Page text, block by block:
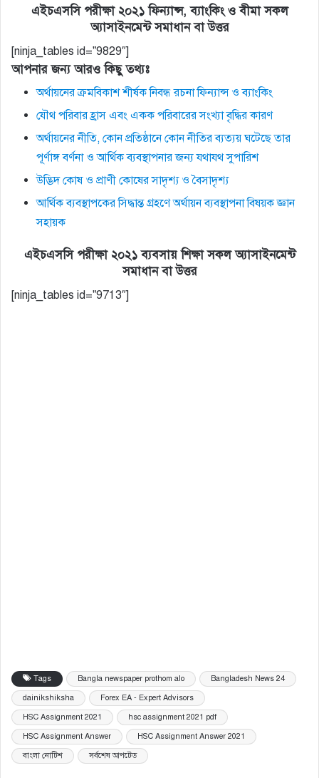
এইচএসসি পরীক্ষা ২০২১ ফিন্যান্স, ব্যাংকিং ও বীমা সকল
অ্যাসাইনমেন্ট সমাধান বা উত্তর
[ninja_tables id=”9829″]
আপনার জন্য আরও কিছু তথ্যঃ
অর্থায়নের ক্রমবিকাশ শীর্ষক নিবন্ধ রচনা ফিন্যান্স ও ব্যাংকিং
যৌথ পরিবার হ্রাস এবং একক পরিবারের সংখ্যা বৃদ্ধির কারণ
অর্থায়নের নীতি, কোন প্রতিষ্ঠানে কোন নীতির ব্যত্যয় ঘটেছে তার
পূর্ণাঙ্গ বর্ণনা ও আর্থিক ব্যবস্থাপনার জন্য যথাযথ সুপারিশ
উদ্ভিদ কোষ ও প্রাণী কোষের সাদৃশ্য ও বৈসাদৃশ্য
আর্থিক ব্যবস্থাপকের সিদ্ধান্ত গ্রহণে অর্থায়ন ব্যবস্থাপনা বিষয়ক জ্ঞান
সহায়ক
এইচএসসি পরীক্ষা ২০২১ ব্যবসায় শিক্ষা সকল অ্যাসাইনমেন্ট
সমাধান বা উত্তর
[ninja_tables id=”9713″]
Tags Bangla newspaper prothom alo Bangladesh News 24
dainikshiksha Forex EA - Expert Advisors
HSC Assignment 2021 hsc assignment 2021 pdf
HSC Assignment Answer HSC Assignment Answer 2021
বাংলা নোটিশ সর্বশেষ আপটেড